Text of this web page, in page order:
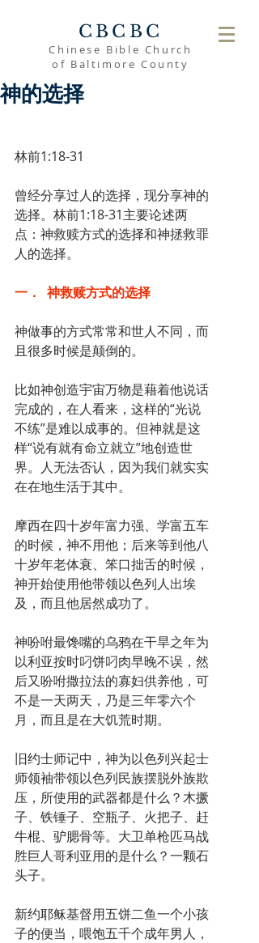
CBCBC
Chinese Bible Church
of Baltimore County
神的选择
林前1:18-31
曾经分享过人的选择，现分享神的
选择。林前1:18-31主要论述两
点：神救赎方式的选择和神拯救罪
人的选择。
一．  神救赎方式的选择
神做事的方式常常和世人不同，而
且很多时候是颠倒的。
比如神创造宇宙万物是藉着他说话
完成的，在人看来，这样的“光说
不练”是难以成事的。但神就是这
样“说有就有命立就立”地创造世
界。人无法否认，因为我们就实实
在在地生活于其中。
摩西在四十岁年富力强、学富五车
的时候，神不用他；后来等到他八
十岁年老体衰、笨口拙舌的时候，
神开始使用他带领以色列人出埃
及，而且他居然成功了。
神吩咐最馋嘴的乌鸦在干旱之年为
以利亚按时叼饼叼肉早晚不误，然
后又吩咐撒拉法的寡妇供养他，可
不是一天两天，乃是三年零六个
月，而且是在大饥荒时期。
旧约士师记中，神为以色列兴起士
师领袖带领以色列民族摆脱外族欺
压，所使用的武器都是什么？木撅
子、铁锤子、空瓶子、火把子、赶
牛棍、驴腮骨等。大卫单枪匹马战
胜巨人哥利亚用的是什么？一颗石
头子。
新约耶稣基督用五饼二鱼一个小孩
子的便当，喂饱五千个成年男人，